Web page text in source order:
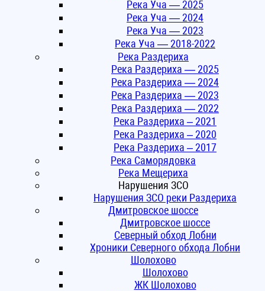
Река Уча — 2025
Река Уча — 2024
Река Уча — 2023
Река Уча — 2018-2022
Река Раздериха
Река Раздериха — 2025
Река Раздериха — 2024
Река Раздериха — 2023
Река Раздериха — 2022
Река Раздериха – 2021
Река Раздериха – 2020
Река Раздериха – 2017
Река Саморядовка
Река Мещериха
Нарушения ЗСО
Нарушения ЗСО реки Раздериха
Дмитровское шоссе
Дмитровское шоссе
Северный обход Лобни
Хроники Северного обхода Лобни
Шолохово
Шолохово
ЖК Шолохово